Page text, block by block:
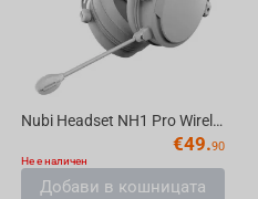
Nubi Headset NH1 Pro Wireless, White
€49.90
Не е наличен
Добави в кошницата